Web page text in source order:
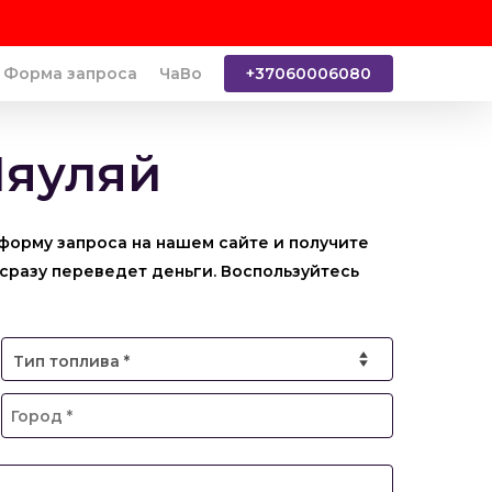
Форма запроса ЧаВо +37060006080
запроса на нашем сайте и получите
переведет деньги. Воспользуйтесь